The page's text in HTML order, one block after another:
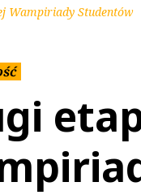
Wampiriady Studentów